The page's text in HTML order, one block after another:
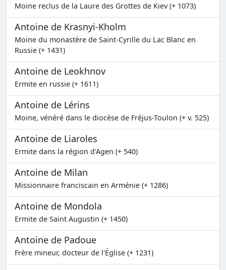
Moine reclus de la Laure des Grottes de Kiev (+ 1073)
Antoine de Krasnyi-Kholm
Moine du monastère de Saint-Cyrille du Lac Blanc en
Russie (+ 1431)
Antoine de Leokhnov
Ermite en russie (+ 1611)
Antoine de Lérins
Moine, vénéré dans le diocèse de Fréjus-Toulon (+ v. 525)
Antoine de Liaroles
Ermite dans la région d'Agen (+ 540)
Antoine de Milan
Missionnaire franciscain en Arménie (+ 1286)
Antoine de Mondola
Ermite de Saint Augustin (+ 1450)
Antoine de Padoue
Frère mineur, docteur de l'Église (+ 1231)